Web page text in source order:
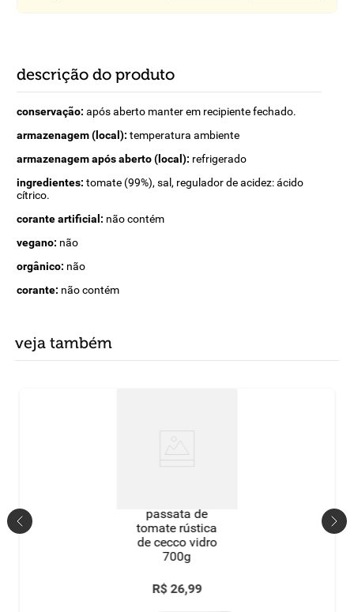
descrição do produto
conservação: após aberto manter em recipiente fechado.
armazenagem (local): temperatura ambiente
armazenagem após aberto (local): refrigerado
ingredientes: tomate (99%), sal, regulador de acidez: ácido
cítrico.
corante artificial: não contém
vegano: não
orgânico: não
corante: não contém
veja também
passata de
tomate rústica
de cecco vidro
700g
R$ 26,99